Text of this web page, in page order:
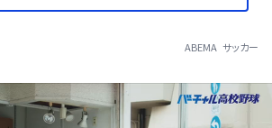
ABEMA サッカー